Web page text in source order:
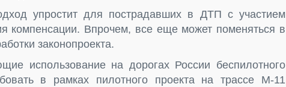
упростит для пострадавших в ДТП с участием
компенсации. Впрочем, все еще может поменяться в
законопроекта.
использование на дорогах России беспилотного
в рамках пилотного проекта на трассе М-11